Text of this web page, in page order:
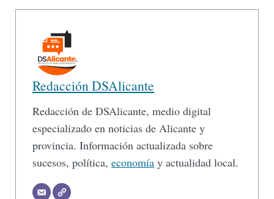
Redacción DSAlicante
Redacción de DSAlicante, medio digital
especializado en noticias de Alicante y
provincia. Información actualizada sobre
sucesos, política, economía y actualidad local.